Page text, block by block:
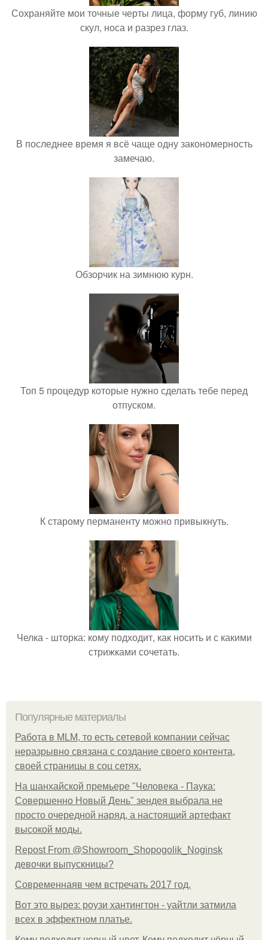
Сохраняйте мои точные черты лица, форму губ, линию
скул, носа и разрез глаз.
В последнее время я всё чаще одну закономерность
замечаю.
Обзорчик на зимнюю курн.
Топ 5 процедур которые нужно сделать тебе перед
отпуском.
К старому перманенту можно привыкнуть.
Челка - шторка: кому подходит, как носить и с какими
стрижками сочетать.
Популярные материалы
Работа в MLM, то есть сетевой компании сейчас
неразрывно связана с создание своего контента,
своей страницы в соц сетях.
На шанхайской премьере "Человека - Паука:
Совершенно Новый День" зендея выбрала не
просто очередной наряд, а настоящий артефакт
высокой моды.
Repost From @Showroom_Shopogolik_Noginsk
девочки выпускницы?
Современнаяв чем встречать 2017 год.
Вот это вырез: роузи хантингтон - уайтли затмила
всех в эффектном платьe.